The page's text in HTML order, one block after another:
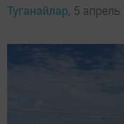
Туганайлар, 5 апрель